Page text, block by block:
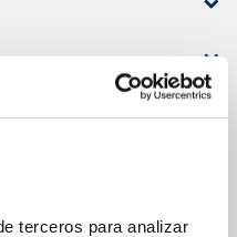
terceros para analizar